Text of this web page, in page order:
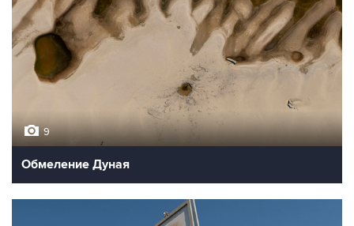
9
Обмеление Дуная